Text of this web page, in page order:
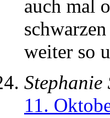
auch mal
weiter so
Stephanie
11.